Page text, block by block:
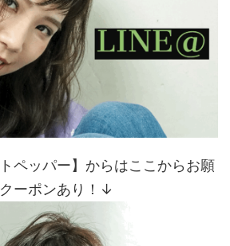
ペッパー】からはここからお願
ーポンあり！↓